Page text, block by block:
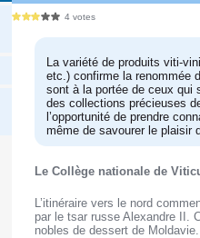
4 votes
La variété de produits viti-
etc.) confirme la renommée
sont à la portée de ceux qui
des collections précieuses
l’opportunité de prendre
même de savourer le plaisir
Le Collège nationale de
L’itinéraire vers le nord
par le tsar russe Alexandre II.
nobles de dessert de Moldavie.